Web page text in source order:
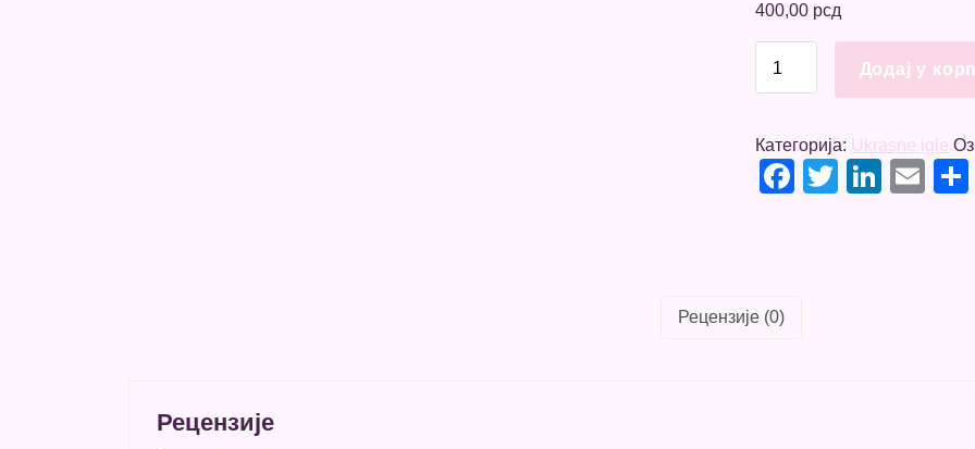
400,00 рсд
количина
Додај у
Категорија: Ukrasne igle
Facebook
Twitter
Рецензије (0)
Рецензије